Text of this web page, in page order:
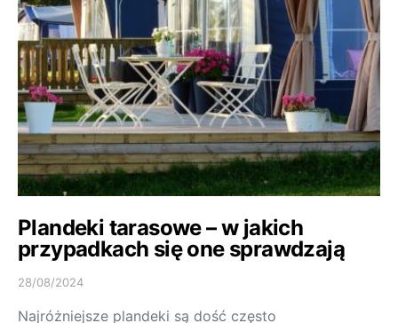
Plandeki tarasowe – w jakich
przypadkach się one sprawdzają
28/08/2024
Najróżniejsze plandeki są dość często